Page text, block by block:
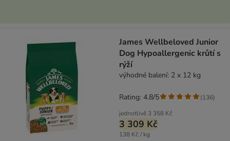
James Wellbeloved Junior
Dog Hypoallergenic krůtí s
rýží
výhodné balení: 2 x 12 kg
jednotlivě 3 358 Kč
3 309 Kč
138 Kč / kg
Rating: 4.8/5 (136)